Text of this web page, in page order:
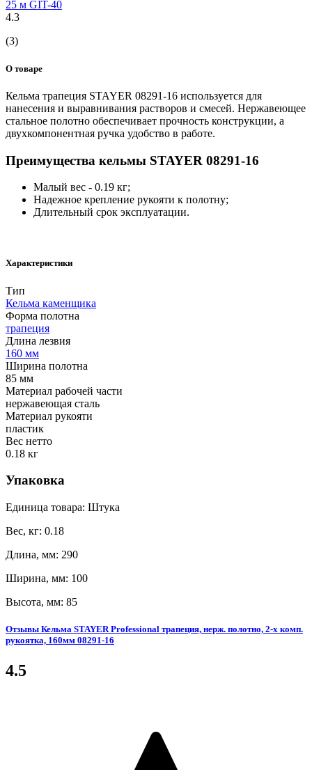
25 м GIT-40
4.3
(3)
О товаре
Кельма трапеция STAYER 08291-16 используется для
нанесения и выравнивания растворов и смесей. Нержавеющее
стальное полотно обеспечивает прочность конструкции, а
двухкомпонентная ручка удобство в работе.
Преимущества кельмы STAYER 08291-16
Малый вес - 0.19 кг;
Надежное крепление рукояти к полотну;
Длительный срок эксплуатации.
Характеристики
Тип
Кельма каменщика
Форма полотна
трапеция
Длина лезвия
160 мм
Ширина полотна
85 мм
Материал рабочей части
нержавеющая сталь
Материал рукояти
пластик
Вес нетто
0.18 кг
Упаковка
Единица товара: Штука
Вес, кг: 0.18
Длина, мм: 290
Ширина, мм: 100
Высота, мм: 85
Отзывы Кельма STAYER Professional трапеция, нерж. полотно, 2-х комп.
рукоятка, 160мм 08291-16
4.5